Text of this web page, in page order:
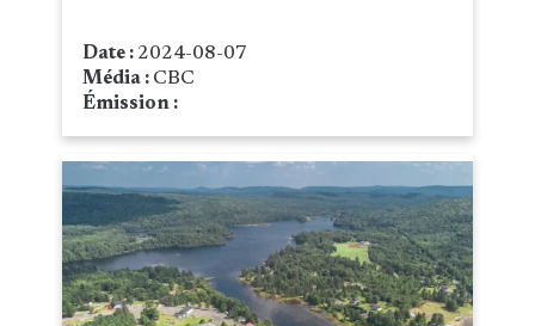
Date : 2024-08-07
Média : CBC
Émission :